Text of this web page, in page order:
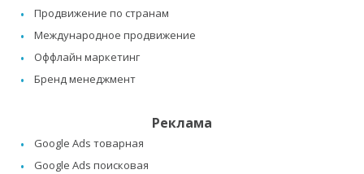
Продвижение по странам
Международное продвижение
Оффлайн маркетинг
Бренд менеджмент
Реклама
Google Ads товарная
Google Ads поисковая